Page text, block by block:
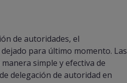
de autoridades, el
para último momento. Las
simple y efectiva de
delegación de autoridad en